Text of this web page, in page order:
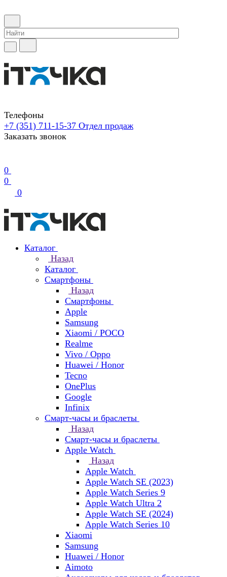
Телефоны
+7 (351) 711-15-37 Отдел продаж
Заказать звонок
0
0
0
Каталог
Назад
Каталог
Смартфоны
Назад
Смартфоны
Apple
Samsung
Xiaomi / POCO
Realme
Vivo / Oppo
Huawei / Honor
Tecno
OnePlus
Google
Infinix
Смарт-часы и браслеты
Назад
Смарт-часы и браслеты
Apple Watch
Назад
Apple Watch
Apple Watch SE (2023)
Apple Watch Series 9
Apple Watch Ultra 2
Apple Watch SE (2024)
Apple Watch Series 10
Xiaomi
Samsung
Huawei / Honor
Aimoto